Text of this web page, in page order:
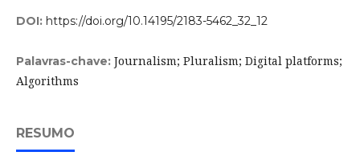
DOI: https://doi.org/10.14195/2183-5462_32_12
Palavras-chave: Journalism; Pluralism; Digital platforms;
Algorithms
RESUMO